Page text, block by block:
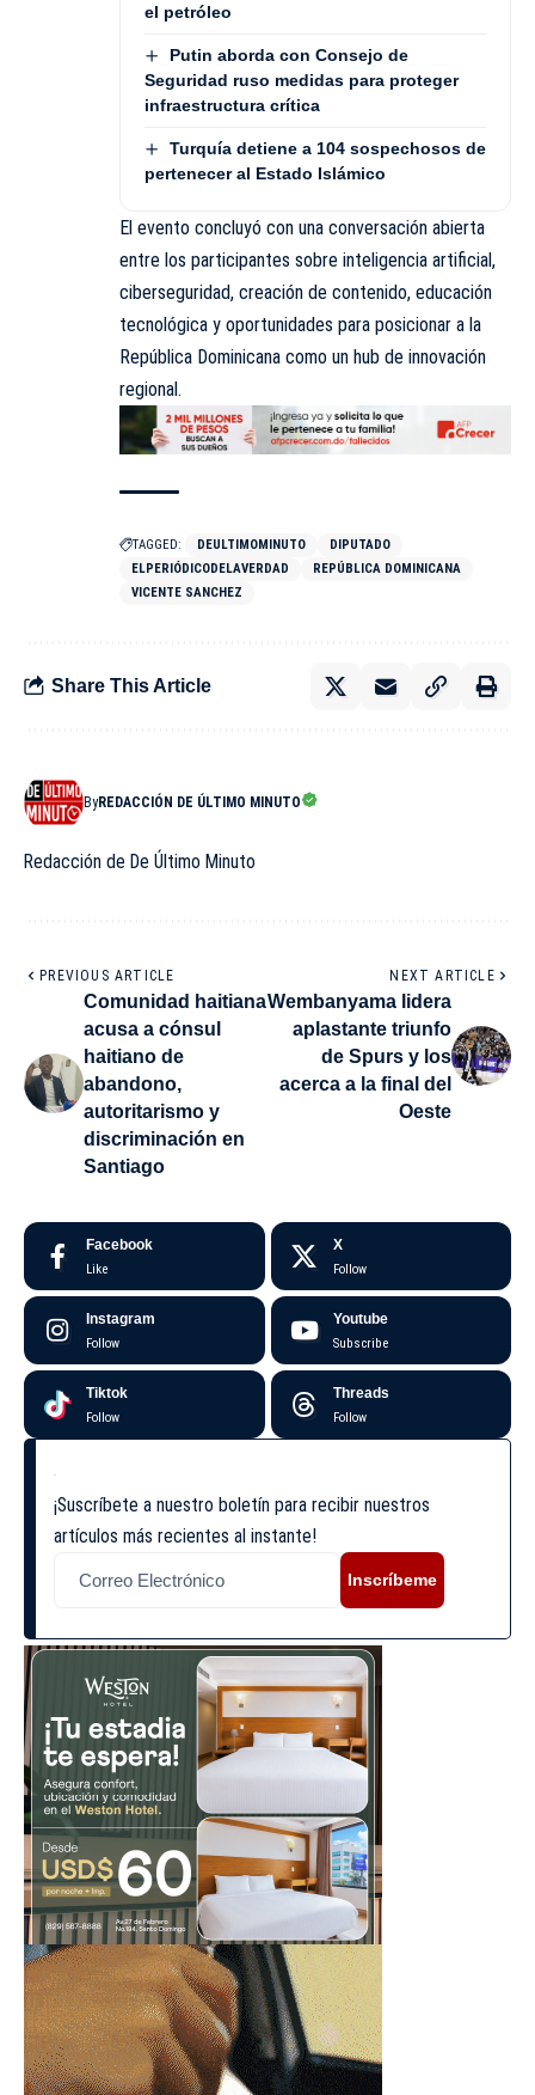
el petróleo
Putin aborda con Consejo de
Seguridad ruso medidas para proteger
infraestructura crítica
Turquía detiene a 104 sospechosos de
pertenecer al Estado Islámico
El evento concluyó con una conversación abierta
entre los participantes sobre inteligencia artificial,
ciberseguridad, creación de contenido, educación
tecnológica y oportunidades para posicionar a la
República Dominicana como un hub de innovación
regional.
TAGGED: DEULTIMOMINUTO
DIPUTADO
ELPERIÓDICODELAVERDAD
REPÚBLICA DOMINICANA
VICENTE SANCHEZ
Share This Article
ByREDACCIÓN DE ÚLTIMO MINUTO
Redacción de De Último Minuto
PREVIOUS ARTICLE
Comunidad haitiana
acusa a cónsul
haitiano de
abandono,
autoritarismo y
discriminación en
Santiago
NEXT ARTICLE
Wembanyama lidera
aplastante triunfo
de Spurs y los
acerca a la final del
Oeste
Facebook
Like
X
Follow
Instagram
Follow
Youtube
Subscribe
Tiktok
Follow
Threads
Follow
¡Suscríbete a nuestro boletín para recibir nuestros
artículos más recientes al instante!
Inscríbeme